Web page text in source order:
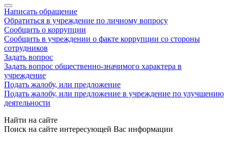
Написать обращение
Обратиться в учреждение по личному вопросу
Сообщить о коррупции
Сообщить в учреждении о факте коррупции со стороны
сотрудников
Задать вопрос
Задать вопрос общественно-значимого характера в
учреждение
Подать жалобу, или предложение
Подать жалобу, или предложение в учреждение по улучшению
деятельности
Найти на сайте
Поиск на сайте интересующей Вас информации